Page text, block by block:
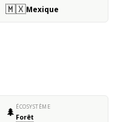
🇲🇽Mexique
🌲 ÉCOSYSTÈME
Forêt